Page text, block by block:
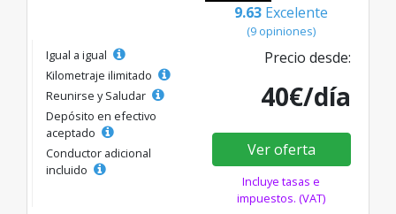
9.63 Excelente
(9 opiniones)
Igual a igual
Kilometraje ilimitado
Reunirse y Saludar
Depósito en efectivo
aceptado
Conductor adicional
incluido
Precio desde:
40€/día
Ver oferta
Incluye tasas e
impuestos. (VAT)